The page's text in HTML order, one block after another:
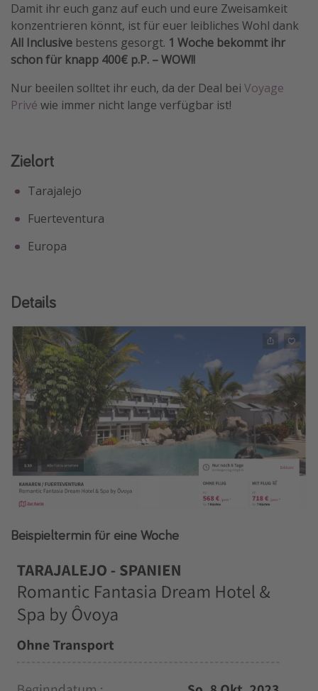
Damit ihr euch ganz auf euch und eure Zweisamkeit
konzentrieren könnt, ist für euer leibliches Wohl dank
All Inclusive bestens gesorgt. 1 Woche bekommt ihr
schon für knapp 400€ p.P. – WOW!!
Nur beeilen solltet ihr euch, da der Deal bei Voyage
Privé wie immer nicht lange verfügbar ist!
Zielort
Tarajalejo
Fuerteventura
Europa
Details
Beispieltermin für eine Woche